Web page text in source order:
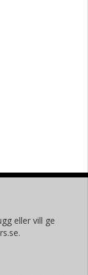
eller vill ge